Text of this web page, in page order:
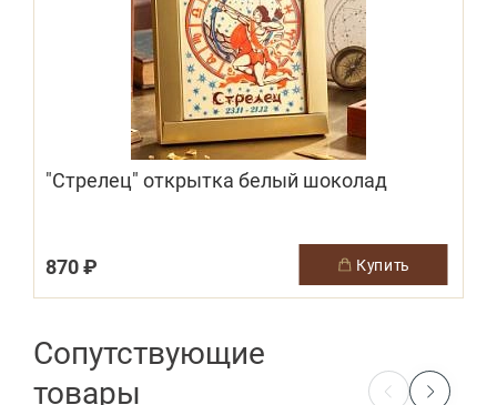
"Стрелец" открытка белый шоколад
870 ₽ купить
Сопутствующие
товары